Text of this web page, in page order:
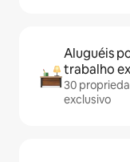
Aluguéis
trabalho
30
exclusivo